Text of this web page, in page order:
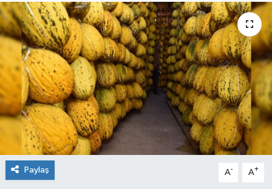
Paylaş A- A+